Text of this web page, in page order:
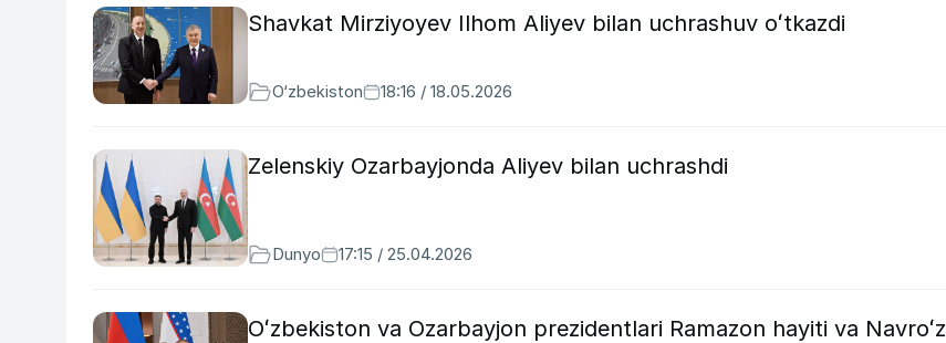
Shavkat Mirziyoyev Ilhom Aliyev bilan uchrashuv oʻtkazdi
O‘zbekiston 18:16 / 18.05.2026
Zelenskiy Ozarbayjonda Aliyev bilan uchrashdi
Dunyo 17:15 / 25.04.2026
Oʻzbekiston va Ozarbayjon prezidentlari Ramazon hayiti va Navroʻz